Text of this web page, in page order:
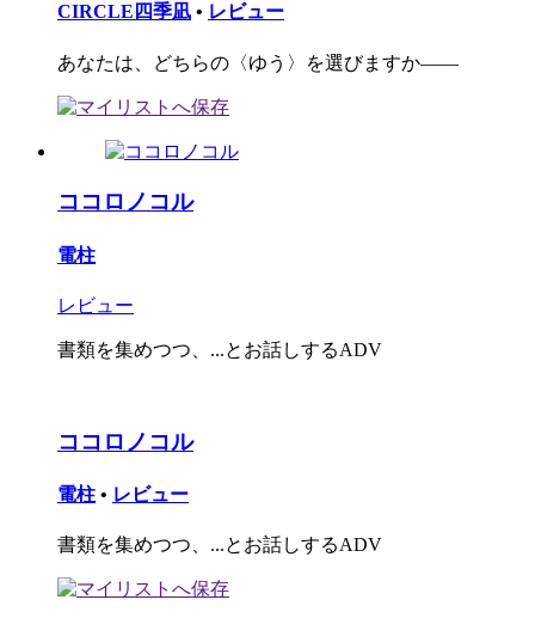
CIRCLE四季凪 • レビュー
あなたは、どちらの〈ゆう〉を選びますか――
ココロノコル
電柱
レビュー
書類を集めつつ、...とお話しするADV
ココロノコル
電柱 • レビュー
書類を集めつつ、...とお話しするADV